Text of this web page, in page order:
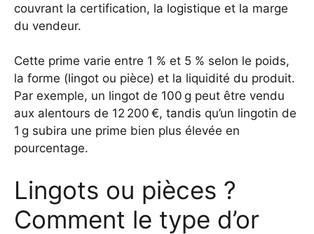
couvrant la certification, la logistique et la marge
du vendeur.
Cette prime varie entre 1 % et 5 % selon le poids,
la forme (lingot ou pièce) et la liquidité du produit.
Par exemple, un lingot de 100 g peut être vendu
aux alentours de 12 200 €, tandis qu’un lingotin de
1 g subira une prime bien plus élevée en
pourcentage.
Lingots ou pièces ?
Comment le type d’or